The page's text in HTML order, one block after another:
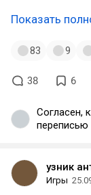
Показать
83 9
38 6
Согласен,
переписью
узник
Игры